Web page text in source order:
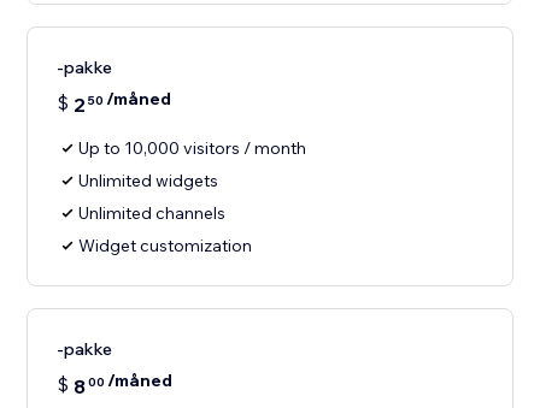
-pakke
$ 2 50 /måned
Up to 10,000 visitors / month
Unlimited widgets
Unlimited channels
Widget customization
-pakke
$ 800 /måned